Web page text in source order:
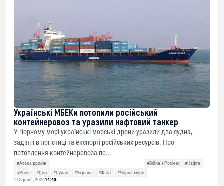
Українські МБЕКи потопили російський
контейнеровоз та уразили нафтовий танкер
У Чорному морі українські морські дрони уразили два судна,
задіяні в логістиці та експорті російських ресурсів. Про
потоплення контейнеровоза по...
#Атака дронів #Війна з Росією
#Нафта
#Росія
#Світ #Судно #Україна #Флот
#Чорне море
1 Серпня, 202614:43